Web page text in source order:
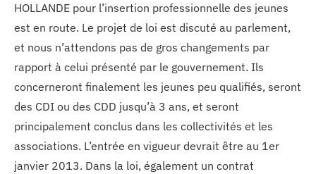
HOLLANDE pour l’insertion professionnelle des jeunes
est en route. Le projet de loi est discuté au parlement,
et nous n’attendons pas de gros changements par
rapport à celui présenté par le gouvernement. Ils
concerneront finalement les jeunes peu qualifiés, seront
des CDI ou des CDD jusqu’à 3 ans, et seront
principalement conclus dans les collectivités et les
associations. L’entrée en vigueur devrait être au 1er
janvier 2013. Dans la loi, également un contrat